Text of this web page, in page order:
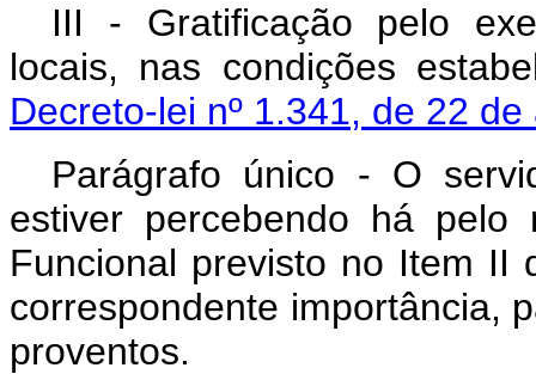
III - Gratificação pelo
locais, nas condições
Decreto-lei nº 1.341, de 22
Parágrafo único - O
estiver percebendo há
Funcional previsto no Item II
correspondente importância,
proventos.